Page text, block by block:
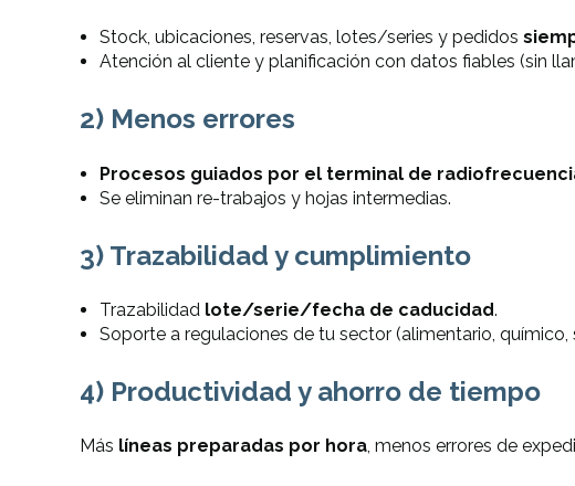
Stock, ubicaciones, reservas, lotes/series y pedidos
Atención al cliente y planificación con datos fiables (sin
2) Menos errores
Procesos guiados por el terminal de
Se eliminan re-trabajos y hojas intermedias.
3) Trazabilidad y cumplimiento
Trazabilidad lote/serie/fecha de caducidad.
Soporte a regulaciones de tu sector (alimentario, químico,
4) Productividad y ahorro de tiempo
Más líneas preparadas por hora, menos errores de